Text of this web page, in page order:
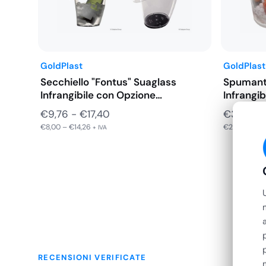
GoldPlast
Secchiello "Fontus" Suaglass
Infrangibile con Opzione
Salvagoccia 180x265…
€9,76 - €17,40
€8,00 –€14,26 + IVA
GoldPlast
€31,94
€26,18
RECENSIONI VERIFICATE